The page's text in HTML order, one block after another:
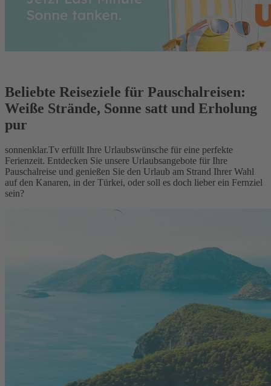
Beliebte Reiseziele für Pauschalreisen:
Weiße Strände, Sonne satt und Erholung
pur
sonnenklar.Tv erfüllt Ihre Urlaubswünsche für eine perfekte
Ferienzeit. Entdecken Sie unsere Urlaubsangebote für Ihre
Pauschalreise und genießen Sie den Urlaub am Strand Ihrer Wahl
auf den Kanaren, in der Türkei, oder soll es doch lieber ein Fernziel
sein?